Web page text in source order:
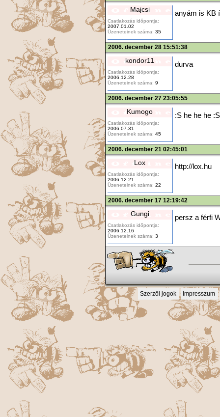
Majcsi
Csatlakozás időpontja:
2007.01.02
Üzeneteinek száma: 35
anyám is KB
2006. december 28 15:51:38
kondor11
Csatlakozás időpontja:
2006.12.28
Üzeneteinek száma: 9
durva
2006. december 27 23:05:55
Kumogo
Csatlakozás időpontja:
2006.07.31
Üzeneteinek száma: 45
:S he he he :S
2006. december 21 02:45:01
Lox
Csatlakozás időpontja:
2006.12.21
Üzeneteinek száma: 22
http://lox.hu
2006. december 17 12:19:42
Gungi
Csatlakozás időpontja:
2006.12.16
Üzeneteinek száma: 3
persz a férfi
Szerzői jogok Impresszum